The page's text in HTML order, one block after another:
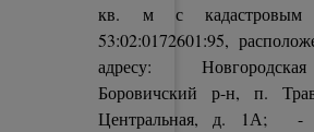
кв. м с кадастровым
53:02:0172601:95,
адресу:
Боровичский р-н, п.
Центральная, д. 1А; -